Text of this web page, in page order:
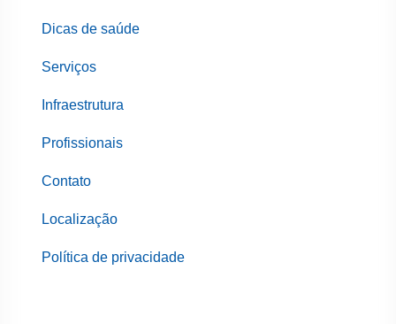
Dicas de saúde
Serviços
Infraestrutura
Profissionais
Contato
Localização
Política de privacidade